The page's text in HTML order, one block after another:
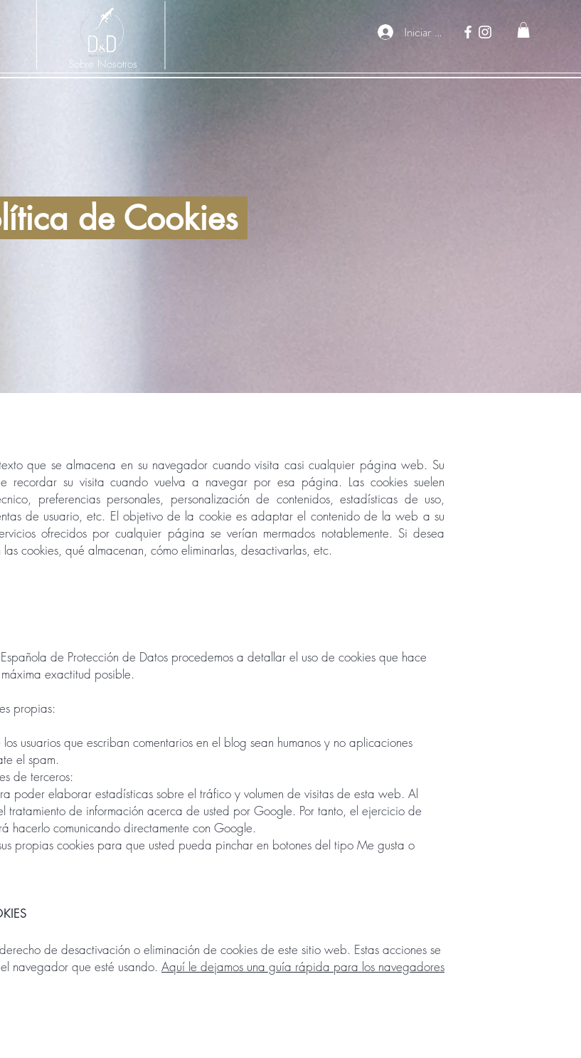
Iniciar sesión
Sobre Nosotros
de Cookies
que se almacena en su navegador cuando visita casi cualquier página web. Su
su visita cuando vuelva a navegar por esa página. Las cookies suelen
preferencias personales, personalización de contenidos, estadísticas de uso,
de usuario, etc. El objetivo de la cookie es adaptar el contenido de la web a su
ofrecidos por cualquier página se verían mermados notablemente. Si desea
cookies, qué almacenan, cómo eliminarlas, desactivarlas, etc.
de Protección de Datos procedemos a detallar el uso de cookies que hace
exactitud posible.
propias:
usuarios que escriban comentarios en el blog sean humanos y no aplicaciones
el spam.
de terceros:
poder elaborar estadísticas sobre el tráfico y volumen de visitas de esta web. Al
tratamiento de información acerca de usted por Google. Por tanto, el ejercicio de
hacerlo comunicando directamente con Google.
propias cookies para que usted pueda pinchar en botones del tipo Me gusta o
de desactivación o eliminación de cookies de este sitio web. Estas acciones se
navegador que esté usando. Aquí le dejamos una guía rápida para los navegadores